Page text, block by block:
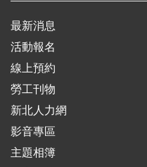
最新消息
活動報名
線上預約
勞工刊物
新北人力網
影音專區
主題相簿